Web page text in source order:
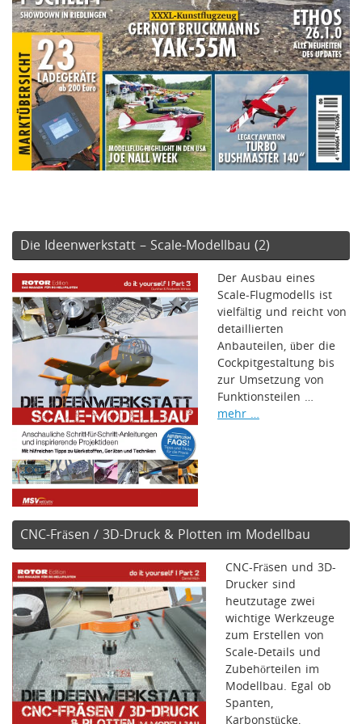
Die Ideenwerkstatt – Scale-Modellbau (2)
Der Ausbau eines
Scale-Flugmodells ist
vielfältig und reicht von
detaillierten
Anbauteilen, über die
Cockpitgestaltung bis
zur Umsetzung von
Funktionsteilen …
mehr …
CNC-Fräsen / 3D-Druck & Plotten im Modellbau
CNC-Fräsen und 3D-
Drucker sind
heutzutage zwei
wichtige Werkzeuge
zum Erstellen von
Scale-Details und
Zubehörteilen im
Modellbau. Egal ob
Spanten,
Karbonstücke,